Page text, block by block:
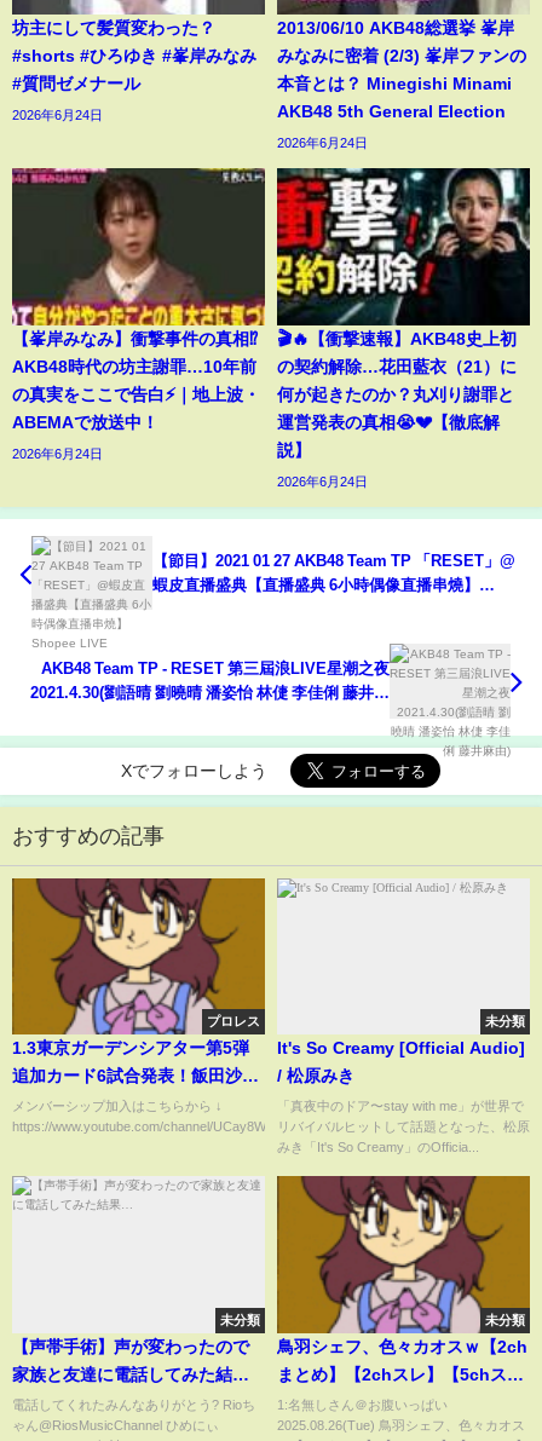
坊主にして髪質変わった？
#shorts #ひろゆき #峯岸みなみ
#質問ゼメナール
2026年6月24日
2013/06/10 AKB48総選挙 峯岸
みなみに密着 (2/3) 峯岸ファンの
本音とは？ Minegishi Minami
AKB48 5th General Election
2026年6月24日
【峯岸みなみ】衝撃事件の真相⁉️
AKB48時代の坊主謝罪…10年前
の真実をここで告白⚡️｜地上波・
ABEMAで放送中！
2026年6月24日
🎬🔥【衝撃速報】AKB48史上初
の契約解除…花田藍衣（21）に
何が起きたのか？丸刈り謝罪と
運営発表の真相😭💔【徹底解
説】
2026年6月24日
【節目】2021 01 27 AKB48 Team TP 「RESET」@
蝦皮直播盛典【直播盛典 6小時偶像直播串燒】
AKB48 Team TP - RESET 第三屆浪LIVE星潮之夜
2021.4.30(劉語晴 劉曉晴 潘姿怡 林倢 李佳俐 藤井麻
Xでフォローしよう
おすすめの記事
プロレス
1.3東京ガーデンシアター第5弾
追加カード6試合発表！飯田沙耶
の新日本コンクルソ驚きの順
位！他団体がスターダムに続々
【STARDOM】
メンバーシップ加入はこちらから ↓
https://www.youtube.com/channel/UCay8WSrC1qpZI__zIT-...
未分類
It's So Creamy [Official Audio]
/ 松原みき
「真夜中のドア〜stay with me」が世界で
リバイバルヒットして話題となった、松原
みき「It's So Creamy」のOfficia...
未分類
【声帯手術】声が変わったので
家族と友達に電話してみた結
果…
電話してくれたみんなありがとう? ​⁠Rioち
ゃん@RiosMusicChannel ひめにぃ
未分類
鳥羽シェフ、色々カオスｗ【2ch
まとめ】【2chスレ】【5chス
レ】
1:名無しさん＠お腹いっぱい
2025.08.26(Tue) 鳥羽シェフ、色々カオス